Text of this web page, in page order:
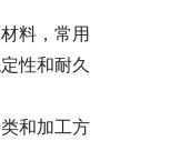
料，常用
性和耐久
和加工方